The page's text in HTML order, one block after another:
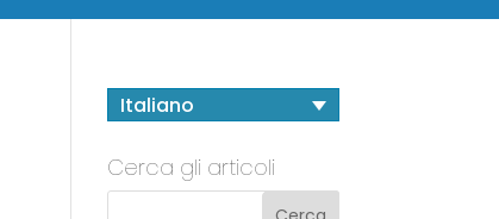
Italiano
Cerca gli articoli